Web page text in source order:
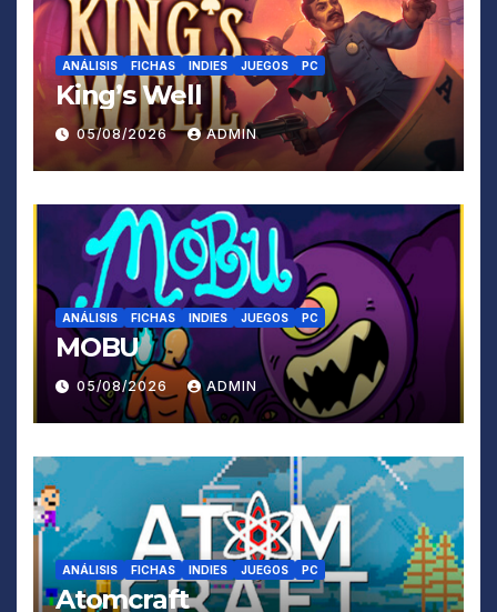
ANÁLISIS FICHAS INDIES JUEGOS PC
King’s Well
05/08/2026 ADMIN
ANÁLISIS FICHAS INDIES JUEGOS PC
MOBU
05/08/2026 ADMIN
ANÁLISIS FICHAS INDIES JUEGOS PC
Atomcraft